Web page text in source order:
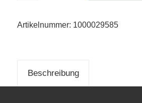
Artikelnummer: 1000029585
Beschreibung